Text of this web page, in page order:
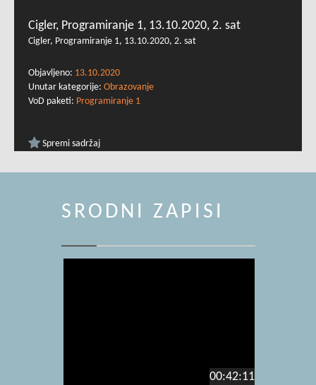
Cigler, Programiranje 1, 13.10.2020, 2. sat
Cigler, Programiranje 1, 13.10.2020, 2. sat
Objavljeno: 13.10.2020
Unutar kategorije: Obrazovanje
VoD paketi: Programiranje 1
Spremi sadržaj
SRODNI ZAPISI
00:42:11